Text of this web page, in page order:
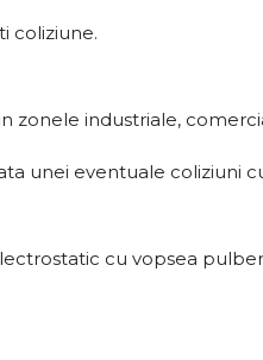
coliziune.
zonele industriale,
unei eventuale coliziuni
cu vopsea